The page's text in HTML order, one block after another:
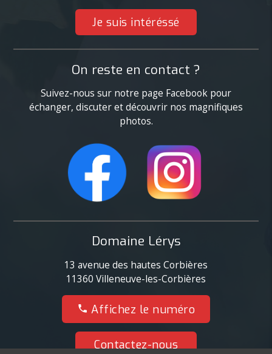
Je suis intéréssé
On reste en contact ?
Suivez-nous sur notre page Facebook pour
échanger, discuter et découvrir nos magnifiques
photos.
Domaine Lérys
13 avenue des hautes Corbières
11360 Villeneuve-les-Corbières
Affichez le numéro
06 32 94 09 84
Contactez-nous